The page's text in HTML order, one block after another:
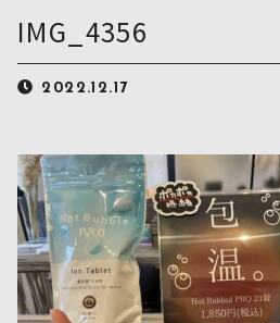
IMG_4356
2022.12.17